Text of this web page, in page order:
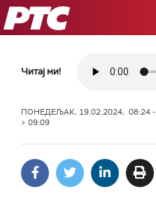
РТС
Читај ми!
ПОНЕДЕЉАК, 19.02.2024, 08:24 -
> 09:09